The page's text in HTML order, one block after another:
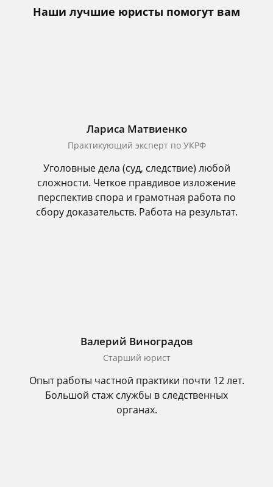
Наши лучшие юристы помогут вам
Лариса Матвиенко
Практикующий эксперт по УКРФ
Уголовные дела (суд, следствие) любой
сложности. Четкое правдивое изложение
перспектив спора и грамотная работа по
сбору доказательств. Работа на результат.
Валерий Виноградов
Старший юрист
Опыт работы частной практики почти 12 лет.
Большой стаж службы в следственных
органах.